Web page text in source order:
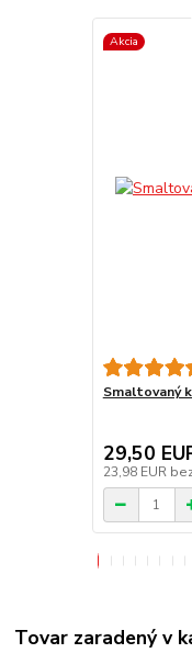
Akcia
Smaltovaný
29,50
23,98 EUR
Tovar zaradený v